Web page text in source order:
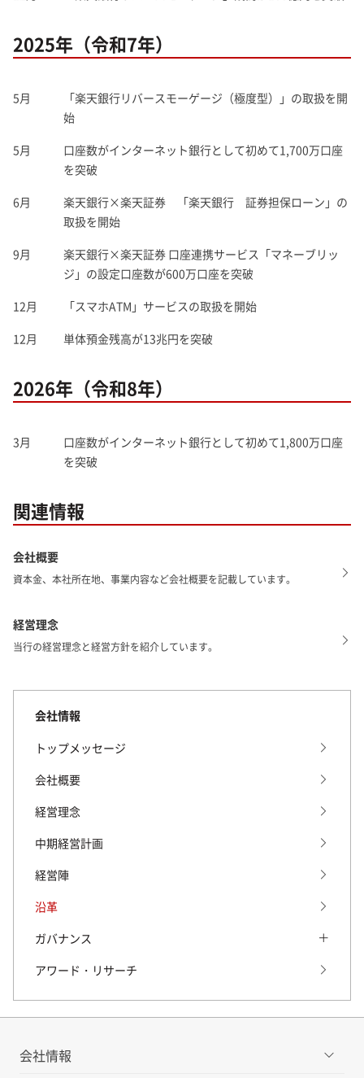
2025年（令和7年）
5月
「楽天銀行リバースモーゲージ（極度型）」の取扱を開
始
5月
口座数がインターネット銀行として初めて1,700万口座
を突破
6月
楽天銀行×楽天証券 「楽天銀行 証券担保ローン」の
取扱を開始
9月
楽天銀行×楽天証券 口座連携サービス「マネーブリッ
ジ」の設定口座数が600万口座を突破
12月
「スマホATM」サービスの取扱を開始
12月
単体預金残高が13兆円を突破
2026年（令和8年）
3月
口座数がインターネット銀行として初めて1,800万口座
を突破
関連情報
会社概要
資本金、本社所在地、事業内容など会社概要を記載しています。
経営理念
当行の経営理念と経営方針を紹介しています。
会社情報
トップメッセージ
会社概要
経営理念
中期経営計画
経営陣
沿革
ガバナンス
ガバナンス トップ
コーポレート・ガバナンス
株主との対話の実施状況等について
事業等のリスク
アワード・リサーチ
会社情報